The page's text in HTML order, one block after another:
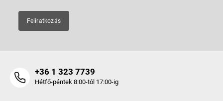
Feliratkozás
+36 1 323 7739
Hétfő-péntek 8:00-tól 17:00-ig